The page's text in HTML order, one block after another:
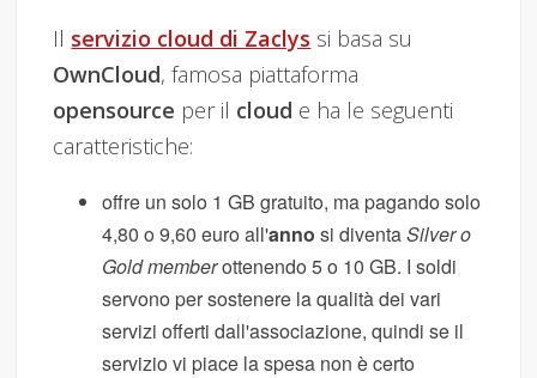
Il servizio cloud di Zaclys si basa su
OwnCloud, famosa piattaforma
opensource per il cloud e ha le seguenti
caratteristiche:
offre un solo 1 GB gratuito, ma pagando solo
4,80 o 9,60 euro all'anno si diventaSilver o
Gold memberottenendo 5 o 10 GB. I soldi
servono per sostenere la qualità dei vari
servizi offerti dall'associazione, quindi se il
servizio vi piace la spesa non è certo